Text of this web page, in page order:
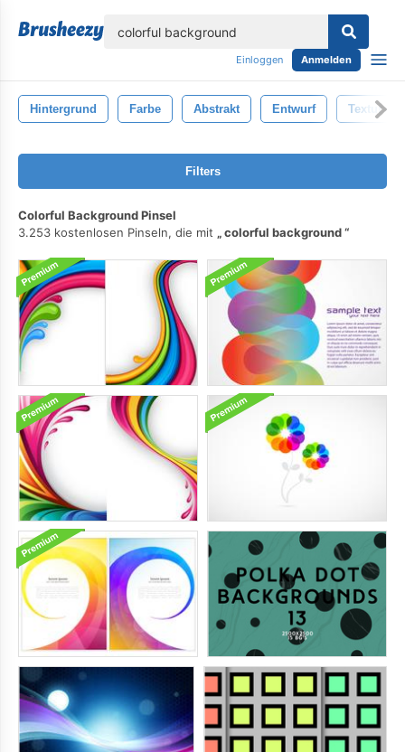
Einloggen Anmelden
Hintergrund Farbe Abstrakt Entwurf Textur
Filters
Colorful Background Pinsel
3.253 kostenlosen Pinseln, die mit
colorful background